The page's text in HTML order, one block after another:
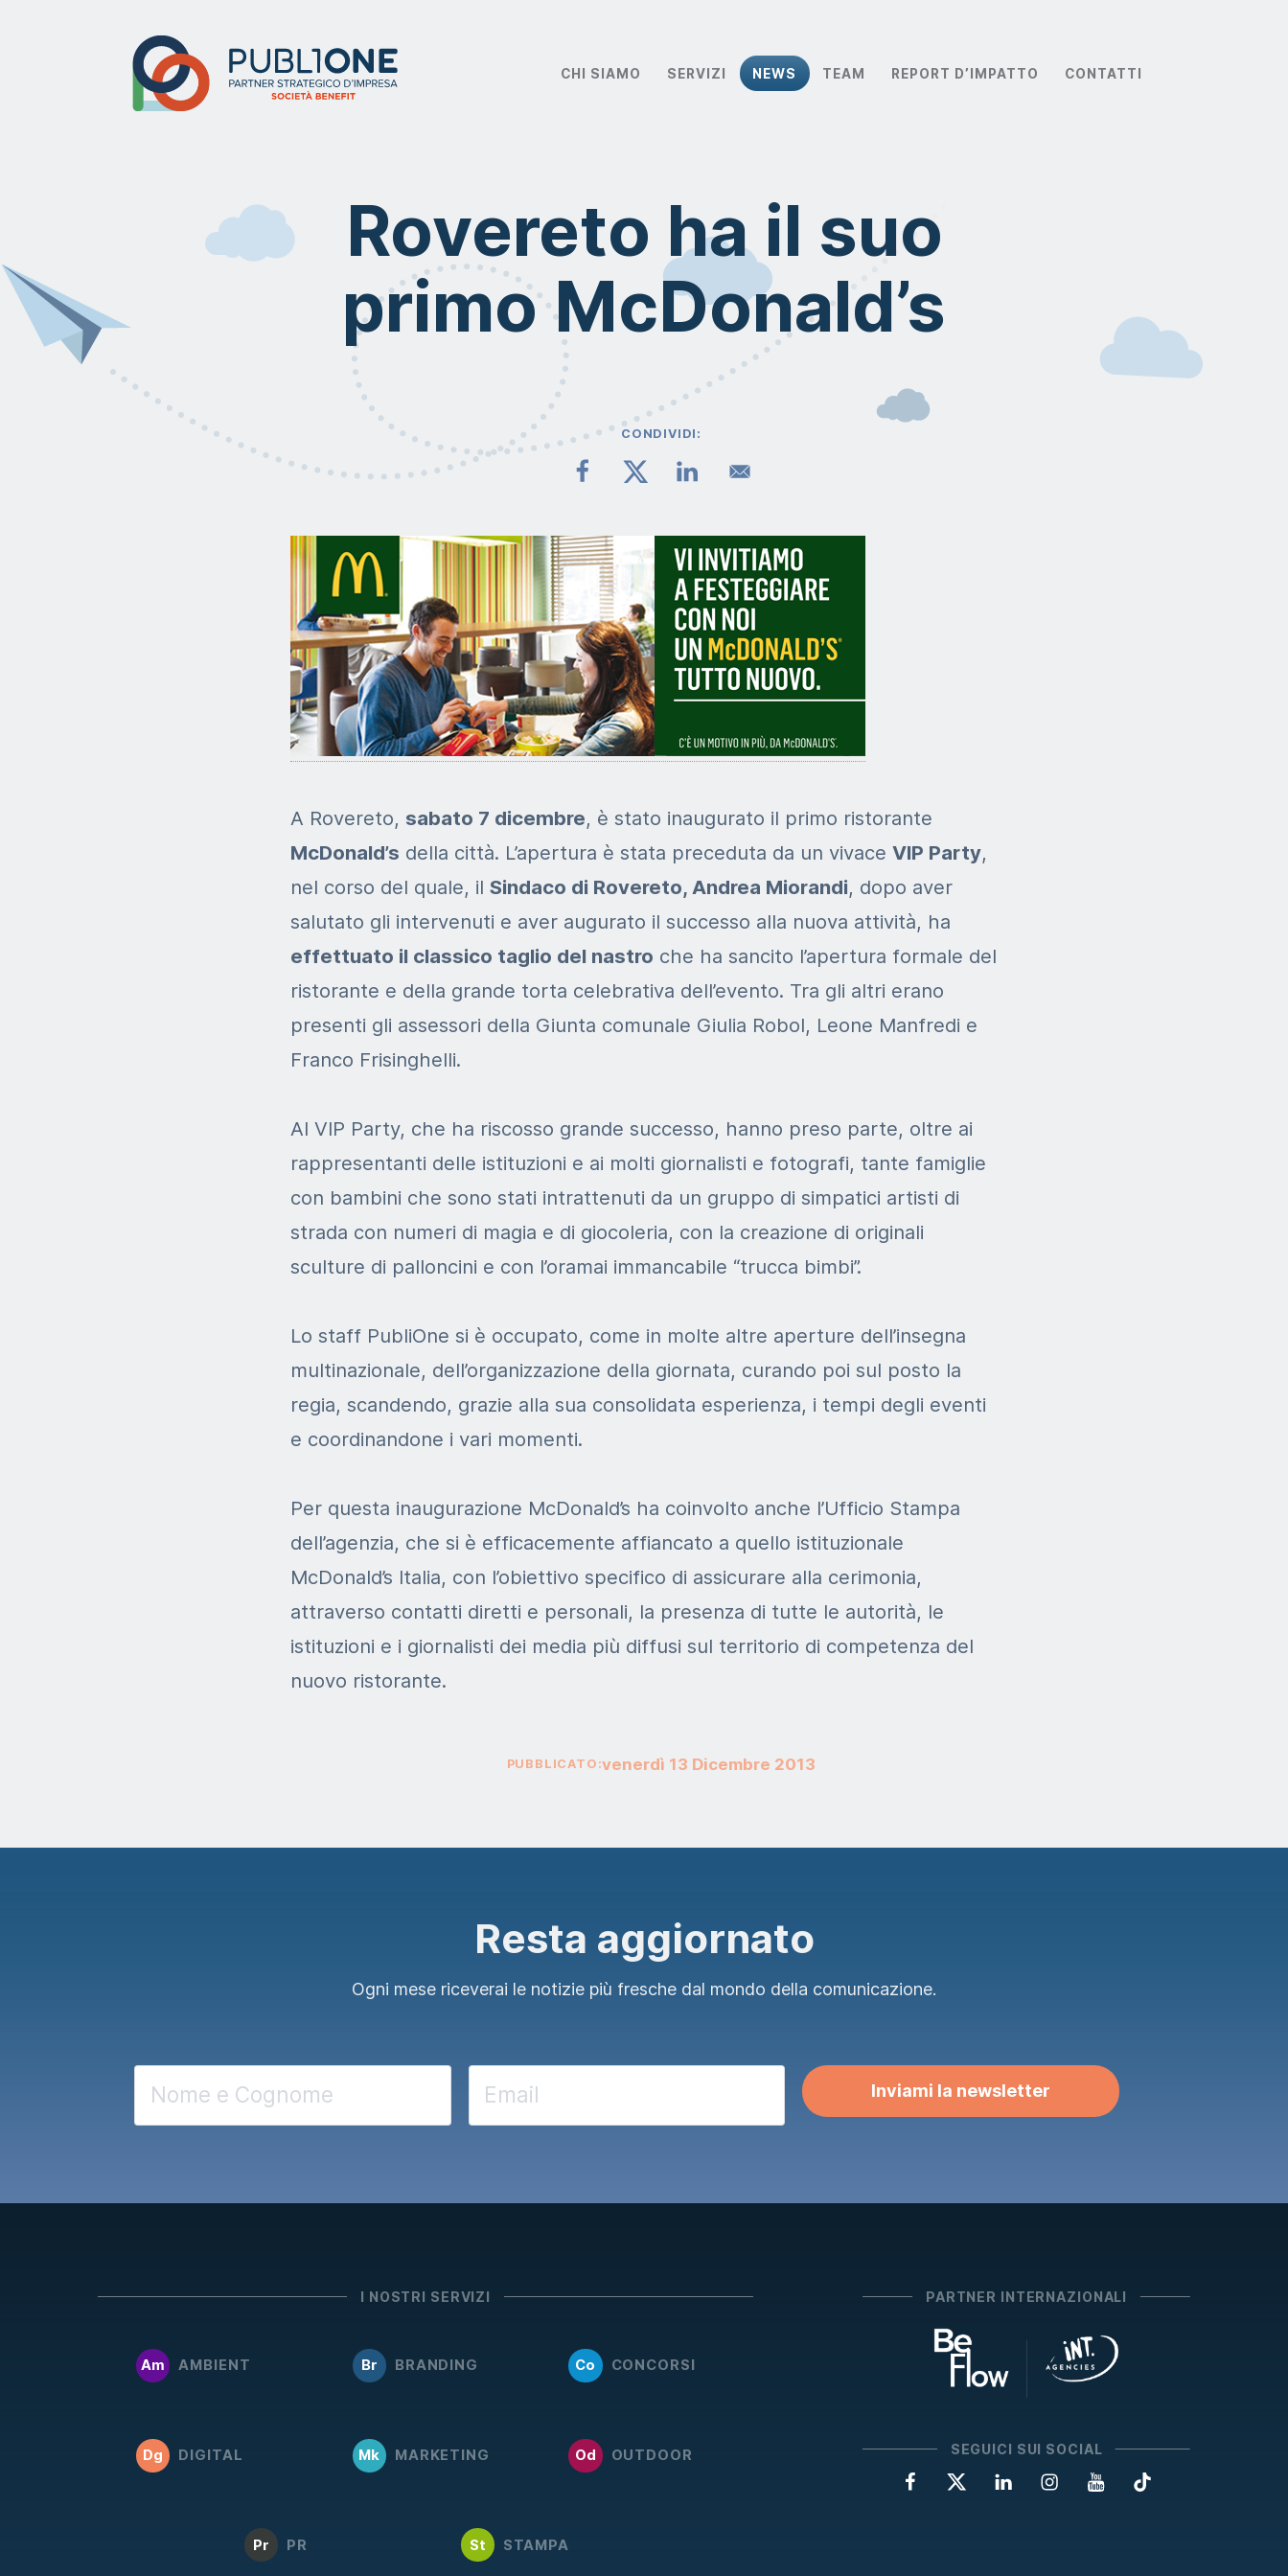
CHI SIAMO SERVIZI NEWS TEAM REPORT D’IMPATTO CONTATTI
Rovereto ha il suo
primo McDonald’s
CONDIVIDI:
A Rovereto, sabato 7 dicembre, è stato inaugurato il primo ristorante
McDonald’s della città. L’apertura è stata preceduta da un vivace VIP Party,
nel corso del quale, il Sindaco di Rovereto, Andrea Miorandi, dopo aver
salutato gli intervenuti e aver augurato il successo alla nuova attività, ha
effettuato il classico taglio del nastro che ha sancito l’apertura formale del
ristorante e della grande torta celebrativa dell’evento. Tra gli altri erano
presenti gli assessori della Giunta comunale Giulia Robol, Leone Manfredi e
Franco Frisinghelli.
Al VIP Party, che ha riscosso grande successo, hanno preso parte, oltre ai
rappresentanti delle istituzioni e ai molti giornalisti e fotografi, tante famiglie
con bambini che sono stati intrattenuti da un gruppo di simpatici artisti di
strada con numeri di magia e di giocoleria, con la creazione di originali
sculture di palloncini e con l’oramai immancabile “trucca bimbi”.
Lo staff PubliOne si è occupato, come in molte altre aperture dell’insegna
multinazionale, dell’organizzazione della giornata, curando poi sul posto la
regia, scandendo, grazie alla sua consolidata esperienza, i tempi degli eventi
e coordinandone i vari momenti.
Per questa inaugurazione McDonald’s ha coinvolto anche l’Ufficio Stampa
dell’agenzia, che si è efficacemente affiancato a quello istituzionale
McDonald’s Italia, con l’obiettivo specifico di assicurare alla cerimonia,
attraverso contatti diretti e personali, la presenza di tutte le autorità, le
istituzioni e i giornalisti dei media più diffusi sul territorio di competenza del
nuovo ristorante.
PUBBLICATO:venerdì 13 Dicembre 2013
Resta aggiornato
Ogni mese riceverai le notizie più fresche dal mondo della comunicazione.
Inviami la newsletter
I NOSTRI SERVIZI
Am AMBIENT Br BRANDING Co CONCORSI
Dg DIGITAL Mk MARKETING Od OUTDOOR
Pr PR St STAMPA
PARTNER INTERNAZIONALI
SEGUICI SUI SOCIAL